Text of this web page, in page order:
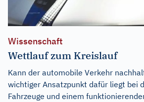
Wissenschaft
Wettlauf zum Kreislauf
Kann der automobile Verkehr
wichtiger Ansatzpunkt dafür liegt bei
Fahrzeuge und einem